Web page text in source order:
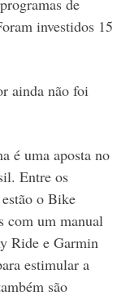
de
investidos 15
ainda não foi
é uma aposta no
Entre os
o Bike
com um manual
Ride e Garmin
estimular a
são